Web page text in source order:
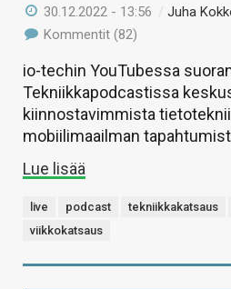
30.12.2022 - 13:56 /Juha
Kommentit (82)
io-techin YouTubessa
Tekniikkapodcastissa
kiinnostavimmista
mobiilimaailman
Lue lisää
live podcast tekniikkakatsaus
viikkokatsaus